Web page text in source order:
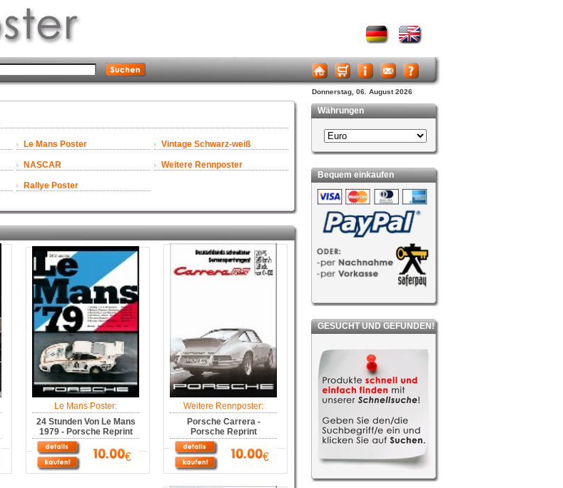
Donnerstag, 06. August 2026
Le Mans Poster
NASCAR
Rallye Poster
Vintage Schwarz-weiß
Weitere Rennposter
Le Mans Poster:
24 Stunden Von Le Mans
1979 - Porsche Reprint
€
Weitere Rennposter:
Porsche Carrera -
Porsche Reprint
€
Währungen
Bequem einkaufen
GESUCHT UND GEFUNDEN!